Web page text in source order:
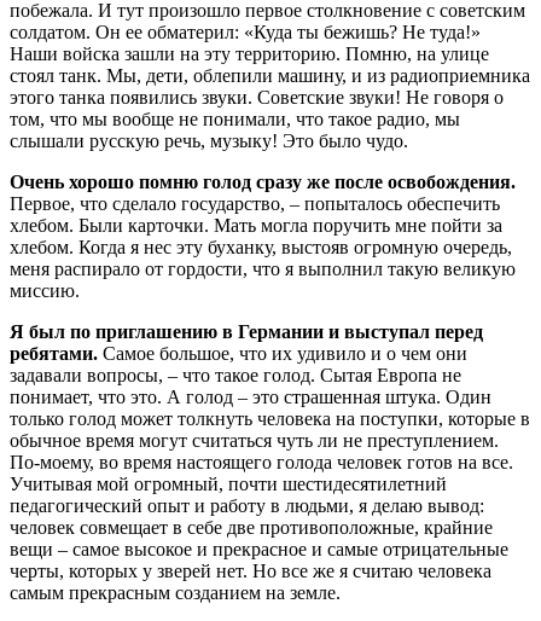
побежала. И тут произошло первое столкновение с советским
солдатом. Он ее обматерил: «Куда ты бежишь? Не туда!»
Наши войска зашли на эту территорию. Помню, на улице
стоял танк. Мы, дети, облепили машину, и из радиоприемника
этого танка появились звуки. Советские звуки! Не говоря о
том, что мы вообще не понимали, что такое радио, мы
слышали русскую речь, музыку! Это было чудо.
Очень хорошо помню голод сразу же после освобождения.
Первое, что сделало государство, – попыталось обеспечить
хлебом. Были карточки. Мать могла поручить мне пойти за
хлебом. Когда я нес эту буханку, выстояв огромную очередь,
меня распирало от гордости, что я выполнил такую великую
миссию.
Я был по приглашению в Германии и выступал перед
ребятами. Самое большое, что их удивило и о чем они
задавали вопросы, – что такое голод. Сытая Европа не
понимает, что это. А голод – это страшенная штука. Один
только голод может толкнуть человека на поступки, которые в
обычное время могут считаться чуть ли не преступлением.
По-моему, во время настоящего голода человек готов на все.
Учитывая мой огромный, почти шестидесятилетний
педагогический опыт и работу в людьми, я делаю вывод:
человек совмещает в себе две противоположные, крайние
вещи – самое высокое и прекрасное и самые отрицательные
черты, которых у зверей нет. Но все же я считаю человека
самым прекрасным созданием на земле.